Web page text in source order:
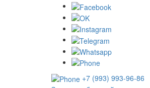
+7 (993) 993-96-86